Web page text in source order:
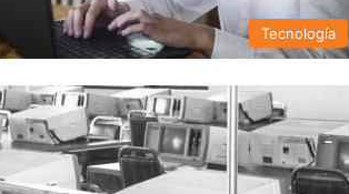
Tecnología